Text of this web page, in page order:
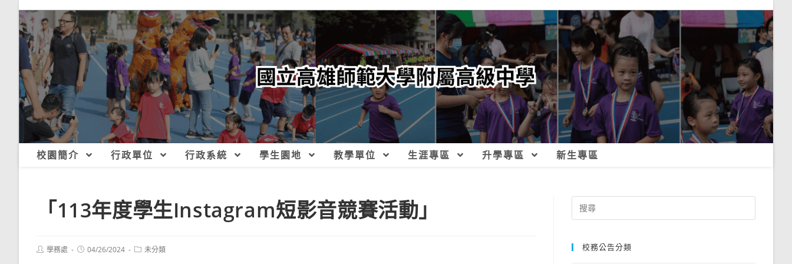
校園簡介 行政單位 行政系統 學生園地 教學單位 生涯專區 升學專區 新生專區
「113年度學生Instagram短影音競賽活動」
Post學務處
Post04/26/2024
Post未分類
Search
for:
校務公告分類